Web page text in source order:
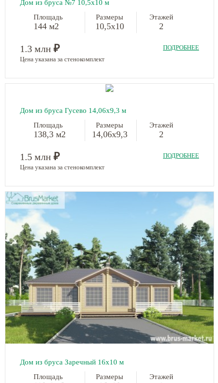
Дом из бруса №7 10,5х10 м
Площадь
144 м2
Размеры
10,5х10
Этажей
2
1.3 млн ₽
ПОДРОБНЕЕ
Цена указана за стенокомплект
Дом из бруса Гусево 14,06х9,3 м
Площадь
138,3 м2
Размеры
14,06х9,3
Этажей
2
1.5 млн ₽
ПОДРОБНЕЕ
Цена указана за стенокомплект
Дом из бруса Заречный 16х10 м
Площадь
Размеры Этажей